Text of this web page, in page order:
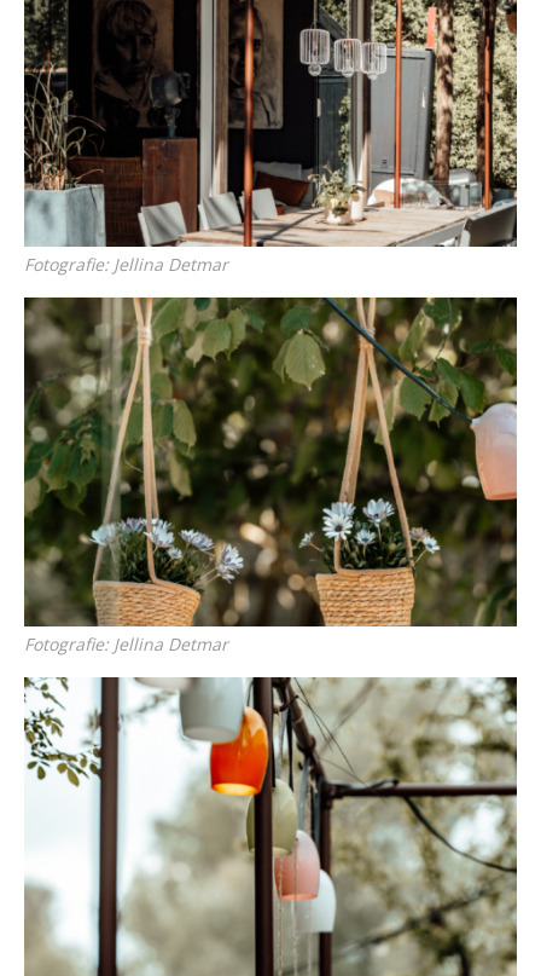
Fotografie: Jellina Detmar
Fotografie: Jellina Detmar